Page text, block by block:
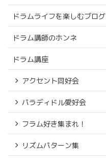
ドラムライフを楽しむブログ
ドラム講師のホンネ
ドラム講座
アクセント同好会
パラディドル愛好会
フラム好き集まれ！
リズムパターン集